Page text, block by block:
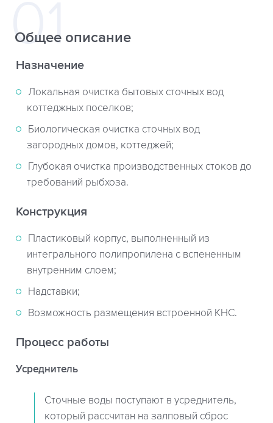
Общее описание
Назначение
Локальная очистка бытовых сточных вод
коттеджных поселков;
Биологическая очистка сточных вод
загородных домов, коттеджей;
Глубокая очистка производственных стоков до
требований рыбхоза.
Конструкция
Пластиковый корпус, выполненный из
интегрального полипропилена с вспененным
внутренним слоем;
Надставки;
Возможность размещения встроенной КНС.
Процесс работы
Усреднитель
Сточные воды поступают в усреднитель,
который рассчитан на залповый сброс